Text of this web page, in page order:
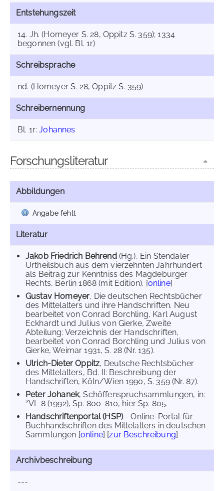
Entstehungszeit
14. Jh. (Homeyer S. 28, Oppitz S. 359); 1334
begonnen (vgl. Bl. 1r)
Schreibsprache
nd. (Homeyer S. 28, Oppitz S. 359)
Schreibernennung
Bl. 1r:Johannes
Forschungsliteratur
Abbildungen
Angabe fehlt
Literatur
Jakob Friedrich Behrend (Hg.), Ein Stendaler
Urtheilsbuch aus dem vierzehnten Jahrhundert
als Beitrag zur Kenntniss des Magdeburger
Rechts, Berlin 1868 (mit Edition). [online]
Gustav Homeyer, Die deutschen Rechtsbücher
des Mittelalters und ihre Handschriften. Neu
bearbeitet von Conrad Borchling, Karl August
Eckhardt und Julius von Gierke, Zweite
Abteilung: Verzeichnis der Handschriften,
bearbeitet von Conrad Borchling und Julius von
Gierke, Weimar 1931, S. 28 (Nr. 135).
Ulrich-Dieter Oppitz, Deutsche Rechtsbücher
des Mittelalters, Bd. II: Beschreibung der
Handschriften, Köln/Wien 1990, S. 359 (Nr. 87).
Peter Johanek, Schöffenspruchsammlungen, in:
2VL 8 (1992), Sp. 800-810, hier Sp. 805.
Handschriftenportal (HSP)- Online-Portal für
Buchhandschriften des Mittelalters in deutschen
Sammlungen [online] [zur Beschreibung]
Archivbeschreibung
---